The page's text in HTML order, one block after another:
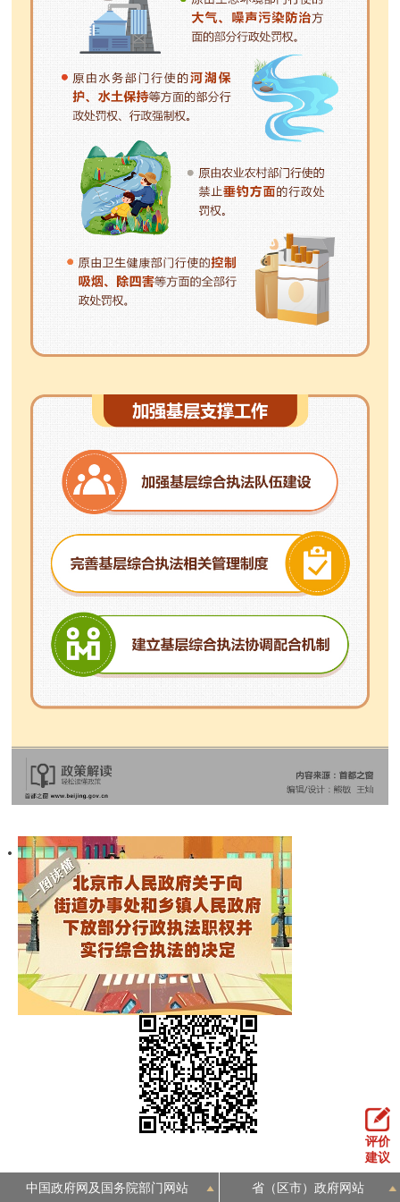
评价
建议
中国政府网及国务院部门网站 省（区市）政府网站